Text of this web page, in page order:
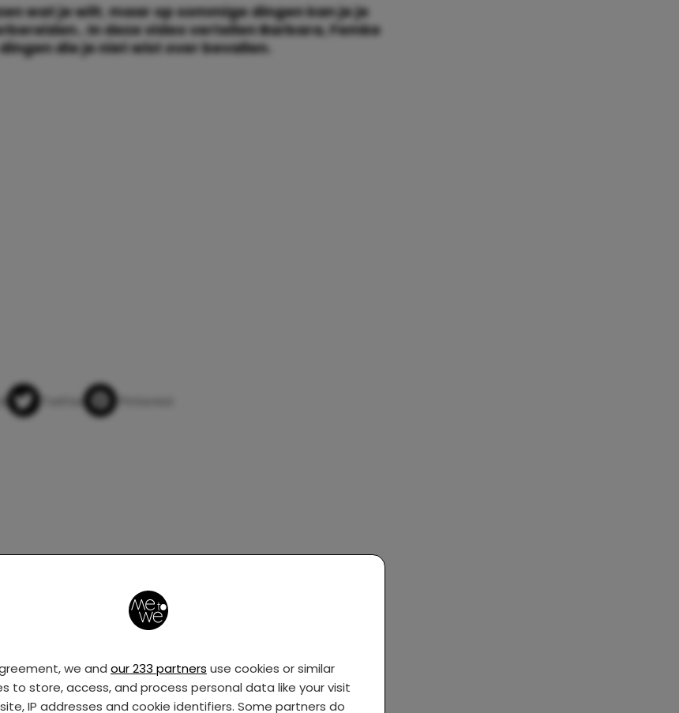
we and our 233 partners use cookies or similar
to store, access, and process personal data like your visit
IP addresses and cookie identifiers. Some partners do
wat je wilt ,maar op sommige dingen kan je je
In deze video vertellen Barbara, Femke
die je niet wist over bevallen.